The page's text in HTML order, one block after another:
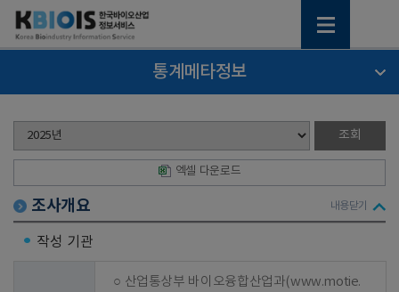
통계메타정보
엑셀 다운로드
조사개요 내용닫기
작성 기관
○ 산업통상부 바이오융합산업과(www.motie.